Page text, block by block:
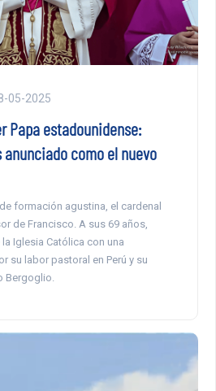
05-2025
Papa estadounidense:
como el nuevo
formación agustina, el cardenal
de Francisco. A sus 69 años,
Iglesia Católica con una
su labor pastoral en Perú y su
Bergoglio.